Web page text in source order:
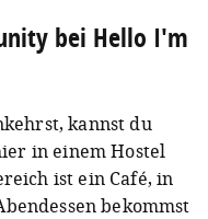
bei Hello I'm
kannst du
in einem Hostel
ist ein Café, in
bekommst